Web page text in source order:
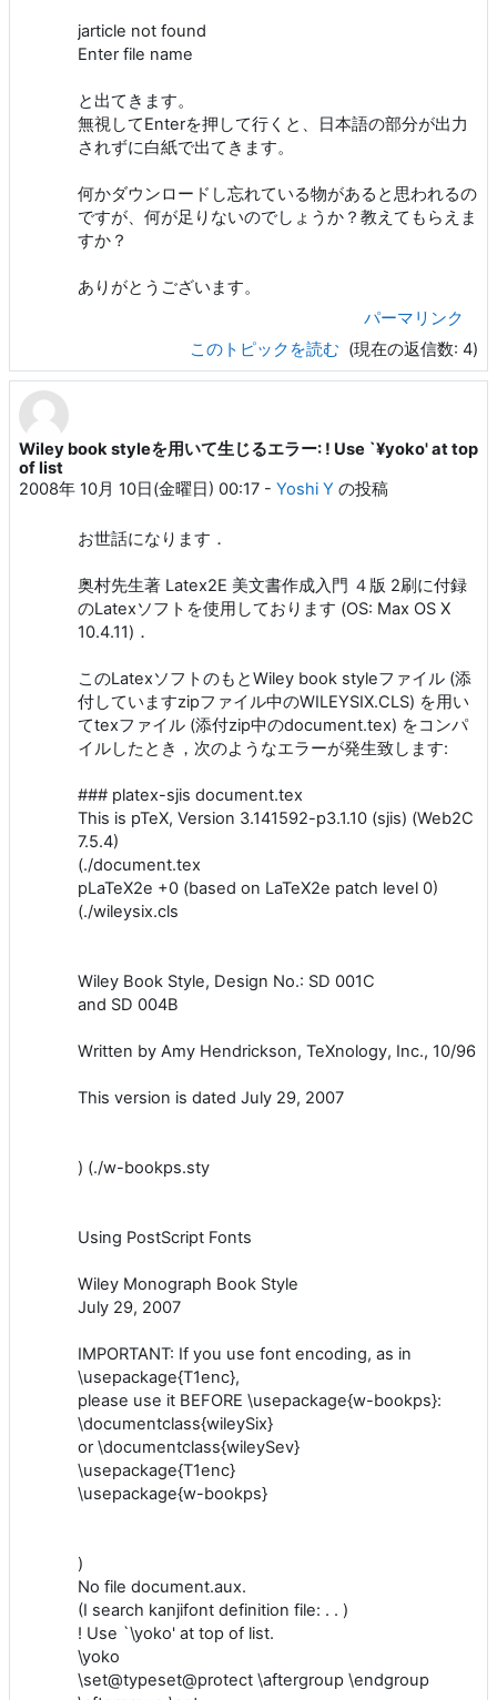
jarticle not found
Enter file name
と出てきます。
無視してEnterを押して行くと、日本語の部分が出力
されずに白紙で出てきます。
何かダウンロードし忘れている物があると思われるの
ですが、何が足りないのでしょうか？教えてもらえま
すか？
ありがとうございます。
パーマリンク
このトピックを読む (現在の返信数: 4)
Wiley book styleを用いて生じるエラー: ! Use `¥yoko' at top
of list
2008年 10月 10日(金曜日) 00:17 - Yoshi Y の投稿
お世話になります．
奥村先生著 Latex2E 美文書作成入門 ４版 2刷に付録
のLatexソフトを使用しております (OS: Max OS X
10.4.11)．
このLatexソフトのもとWiley book styleファイル (添
付していますzipファイル中のWILEYSIX.CLS) を用い
てtexファイル (添付zip中のdocument.tex) をコンパ
イルしたとき，次のようなエラーが発生致します:
### platex-sjis document.tex
This is pTeX, Version 3.141592-p3.1.10 (sjis) (Web2C
7.5.4)
(./document.tex
pLaTeX2e +0 (based on LaTeX2e patch level 0)
(./wileysix.cls
Wiley Book Style, Design No.: SD 001C
and SD 004B
Written by Amy Hendrickson, TeXnology, Inc., 10/96
This version is dated July 29, 2007
) (./w-bookps.sty
Using PostScript Fonts
Wiley Monograph Book Style
July 29, 2007
IMPORTANT: If you use font encoding, as in
\usepackage{T1enc},
please use it BEFORE \usepackage{w-bookps}:
\documentclass{wileySix}
or \documentclass{wileySev}
\usepackage{T1enc}
\usepackage{w-bookps}
)
No file document.aux.
(I search kanjifont definition file: . . )
! Use `\yoko' at top of list.
\yoko
\set@typeset@protect \aftergroup \endgroup